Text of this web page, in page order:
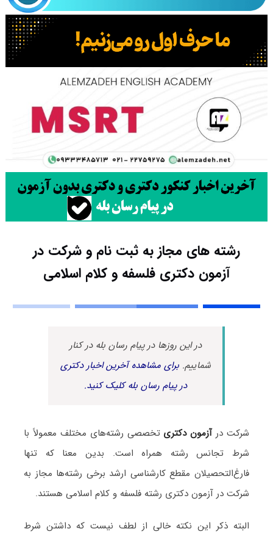
رشته های مجاز به ثبت نام و شرکت در
آزمون دکتری فلسفه و کلام اسلامی
در این روزها در پیام رسان بله در کنار
شماییم.برای مشاهده آخرین اخبار دکتری
در پیام رسان بله کلیک کنید.
شرکت درآزمون دکتری تخصصی رشته‌های مختلف معمولاً با
شرط تجانس رشته همراه است. بدین معنا که تنها
فارغ‌التحصیلان مقطع کارشناسی ارشد برخی رشته‌ها مجاز به
شرکت در آزمون دکتری رشته فلسفه و کلام اسلامی هستند.
البته ذکر این نکته خالی از لطف نیست که داشتن شرط